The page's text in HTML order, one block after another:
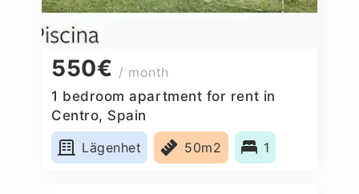
550€ / month
1 bedroom apartment for rent in
Centro, Spain
Lägenhet
50m2 1